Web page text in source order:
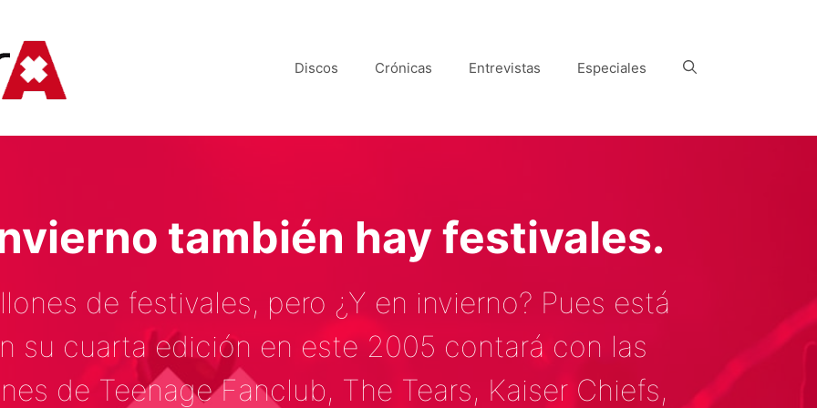
Discos Crónicas Entrevistas Especiales
también hay festivales.
de festivales, pero ¿Y en invierno? Pues está
su cuarta edición en este 2005 contará con las
de Teenage Fanclub, The Tears, Kaiser Chiefs,